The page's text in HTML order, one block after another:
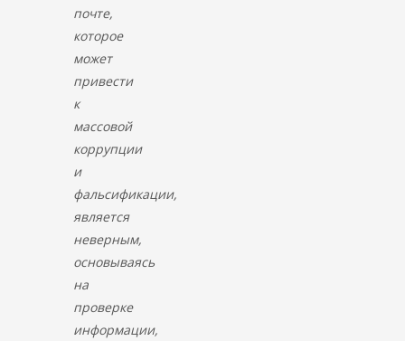
почте,
которое
может
привести
к
массовой
коррупции
и
фальсификации,
является
неверным,
основываясь
на
проверке
информации,